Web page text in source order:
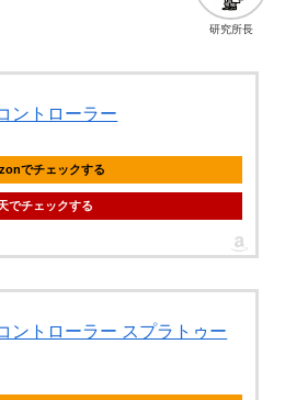
研究所長
ントローラー
でチェックする
でチェックする
ントローラー スプラトゥー